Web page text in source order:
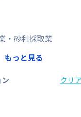
・砂利採取業
熱供給・水道業
もっと見る
クリ